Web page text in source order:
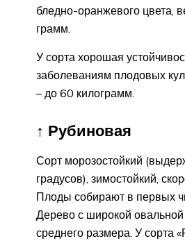
бледно-оранжевого цвета,
грамм.
У сорта хорошая
заболеваниям плодовых
– до 60 килограмм.
↑ Рубиновая
Сорт морозостойкий
градусов), зимостойкий,
Плоды собирают в первых
Дерево с широкой
среднего размера. У сорта